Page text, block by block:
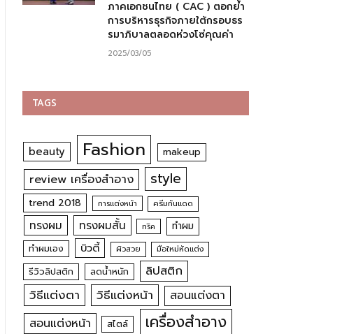
ภาคเอกชนไทย ( CAC ) ตอกย้ำ
การบริหารธุรกิจภายใต้กรอบธร
รมาภิบาลตลอดห่วงโซ่คุณค่า
2025/03/05
TAGS
beauty Fashion makeup
review เครื่องสำอาง style
trend 2018 การแต่งหน้า ครีมกันแดด
ทรงผม ทรงผมสั้น ทริค ทำผม
ทำผมเอง บิวตี้ ผิวสวย มือใหม่หัดแต่ง
รีวิวลิปสติก ลดน้ำหนัก ลิปสติก
วิธีแต่งตา วิธีแต่งหน้า สอนแต่งตา
สอนแต่งหน้า สไตล์ เครื่องสำอาง